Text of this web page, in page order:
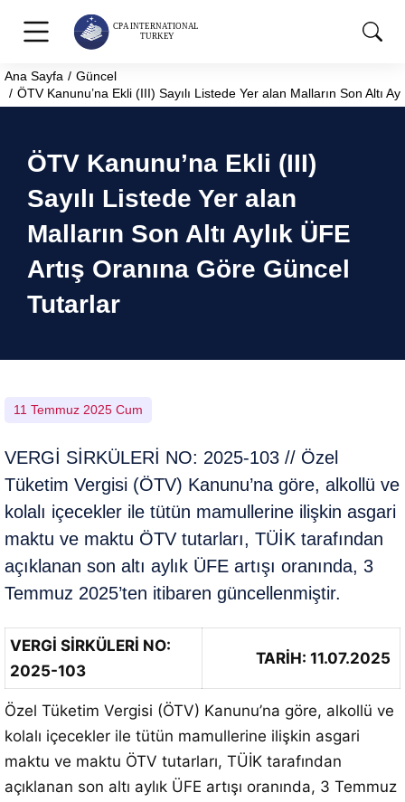
You are here:
Ana Sayfa
Güncel
ÖTV Kanunu’na Ekli (III) Sayılı Listede Yer alan Malların Son Altı
ÖTV Kanunu’na Ekli (III)
Sayılı Listede Yer alan
Malların Son Altı Aylık ÜFE
Artış Oranına Göre Güncel
Tutarlar
11 Temmuz 2025 Cum
VERGİ SİRKÜLERİ NO: 2025-103 // Özel
Tüketim Vergisi (ÖTV) Kanunu’na göre, alkollü ve
kolalı içecekler ile tütün mamullerine ilişkin asgari
maktu ve maktu ÖTV tutarları, TÜİK tarafından
açıklanan son altı aylık ÜFE artışı oranında, 3
Temmuz 2025’ten itibaren güncellenmiştir.
VERGİ SİRKÜLERİ NO:
2025-103
TARİH: 11.07.2025
Özel Tüketim Vergisi (ÖTV) Kanunu’na göre, alkollü ve
kolalı içecekler ile tütün mamullerine ilişkin asgari
maktu ve maktu ÖTV tutarları, TÜİK tarafından
açıklanan son altı aylık ÜFE artışı oranında, 3 Temmuz